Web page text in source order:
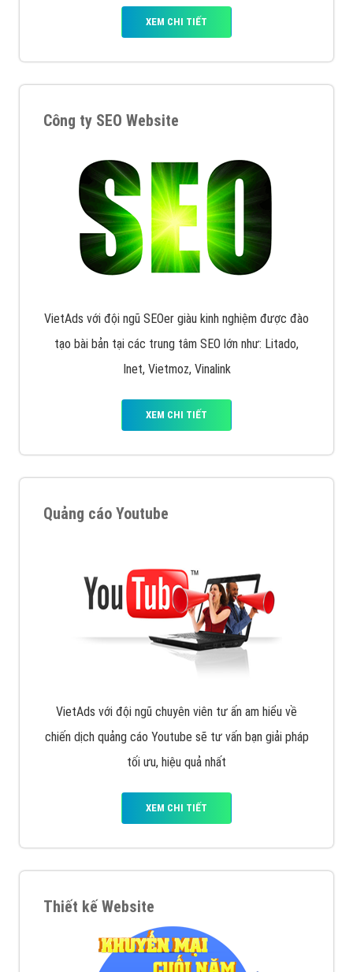
XEM CHI TIẾT
Công ty SEO Website
VietAds với đội ngũ SEOer giàu kinh nghiệm được đào
tạo bài bản tại các trung tâm SEO lớn như: Litado,
Inet, Vietmoz, Vinalink
XEM CHI TIẾT
Quảng cáo Youtube
VietAds với đội ngũ chuyên viên tư ấn am hiểu về
chiến dịch quảng cáo Youtube sẽ tư vấn bạn giải pháp
tối ưu, hiệu quả nhất
XEM CHI TIẾT
Thiết kế Website